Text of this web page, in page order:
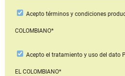
Aceptotérminos y condiciones
COLOMBIANO*
Acepto el tratamiento y uso del dato
EL COLOMBIANO*